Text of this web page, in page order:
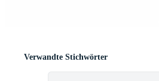
Verwandte Stichwörter